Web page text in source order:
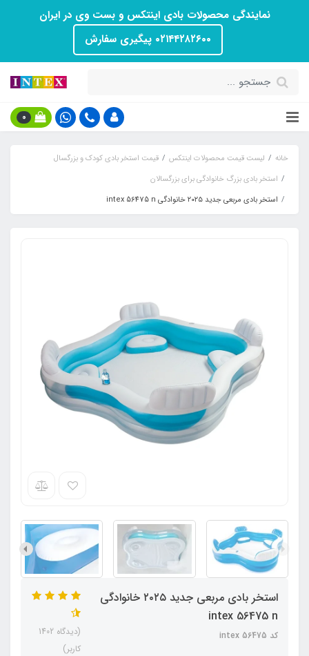
نمایندگی محصولات بادی اینتکس و بست وی در ایران
۰۲۱۴۴۲۸۲۶۰۰ پیگیری سفارش
0
خانه لیست قیمت محصولات اینتکس
قیمت استخر بادی کودک و بزرگسال
استخر بادی بزرگ خانوادگی برای بزرگسالان
استخر بادی مربعی جدید ۲۰۲۵ خانوادگی intex 56475 n
استخر بادی مربعی جدید ۲۰۲۵ خانوادگی
intex 56475 n
کد intex 56475
(دیدگاه 1402
کاربر)